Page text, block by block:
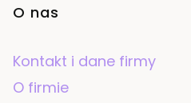
O nas
Kontakt i dane firmy
O firmie